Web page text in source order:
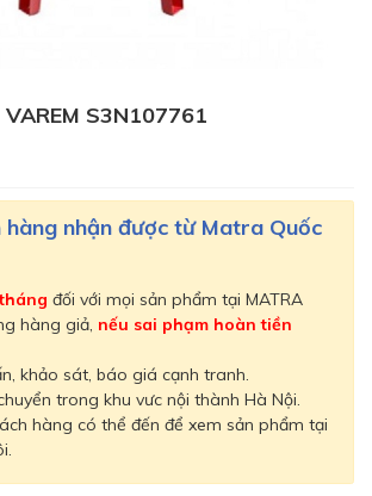
S3N107761
hàng nhận được từ Matra Quốc
đối với mọi sản phẩm tại MATRA
hàng giả, nếu sai phạm hoàn tiền
khảo sát, báo giá cạnh tranh.
trong khu vưc nội thành Hà Nội.
hàng có thể đến để xem sản phẩm tại